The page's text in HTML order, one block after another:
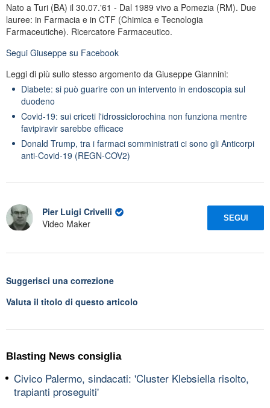
Nato a Turi (BA) il 30.07.'61 - Dal 1989 vivo a Pomezia (RM). Due
lauree: in Farmacia e in CTF (Chimica e Tecnologia
Farmaceutiche). Ricercatore Farmaceutico.
Segui Giuseppe su Facebook
Leggi di più sullo stesso argomento da Giuseppe Giannini:
Diabete: si può guarire con un intervento in endoscopia sul
duodeno
Covid-19: sui criceti l'idrossiclorochina non funziona mentre
favipiravir sarebbe efficace
Donald Trump, tra i farmaci somministrati ci sono gli Anticorpi
anti-Covid-19 (REGN-COV2)
Pier Luigi Crivelli
Video Maker
SEGUI
Suggerisci una correzione
Valuta il titolo di questo articolo
Blasting News consiglia
Civico Palermo, sindacati: 'Cluster Klebsiella risolto,
trapianti proseguiti'